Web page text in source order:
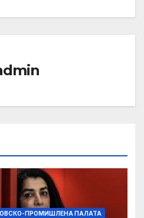
ПРОМИШЛЕНА ПАЛАТА